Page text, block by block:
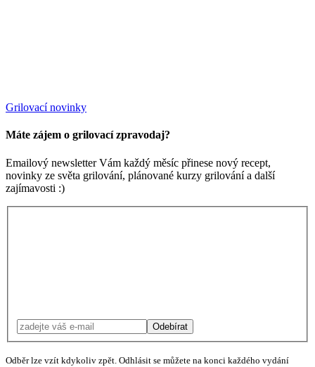
Grilovací novinky
Máte zájem o grilovací zpravodaj?
Emailový newsletter Vám každý měsíc přinese nový recept,
novinky ze světa grilování, plánované kurzy grilování a další
zajímavosti :)
Odebírat
Odběr lze vzít kdykoliv zpět. Odhlásit se můžete na konci každého vydání